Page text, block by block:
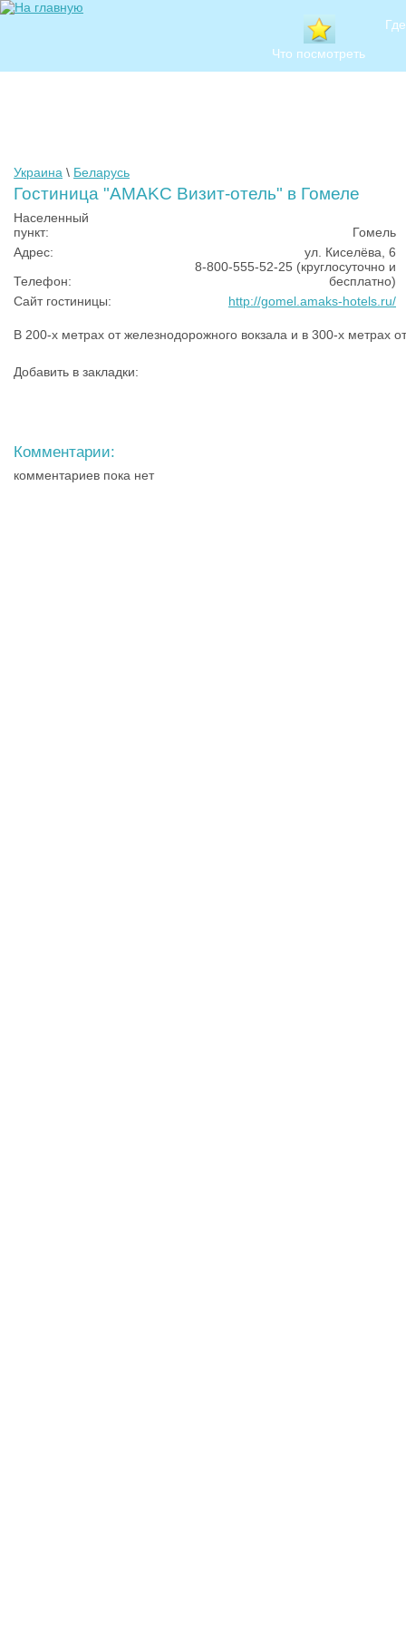
Что посмотреть
Украина \ Беларусь
Гостиница "AMAKC Визит-отель" в Гомеле
Населенный
пункт:
Гомель
Адрес:
ул. Киселёва, 6
Телефон:
8-800-555-52-25 (круглосуточно и
бесплатно)
Сайт гостиницы:
http://gomel.amaks-hotels.ru/
В 200-х метрах от железнодорожного вокзала и в 300-х метрах
Добавить в закладки:
Комментарии:
комментариев пока нет